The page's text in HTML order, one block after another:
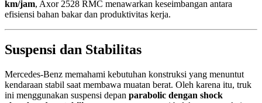
km/jam, Axor 2528 RMC menawarkan keseimbangan antara
efisiensi bahan bakar dan produktivitas kerja.
Suspensi dan Stabilitas
Mercedes-Benz memahami kebutuhan konstruksi yang menuntut
kendaraan stabil saat membawa muatan berat. Oleh karena itu, truk
ini menggunakan suspensi depan parabolic dengan shock